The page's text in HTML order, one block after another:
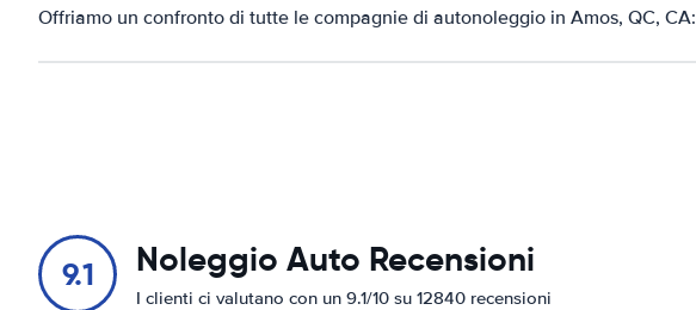
Offriamo un confronto di tutte le compagnie di autonoleggio in Amos, QC, CA:
9.1 Noleggio Auto Recensioni
I clienti ci valutano con un 9.1/10 su 12840 recensioni